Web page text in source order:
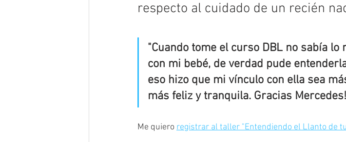
respecto al cuidado de un recién
"Cuando tome el curso DBL no sabía
con mi bebé, de verdad pude
eso hizo que mi vínculo con ella sea
más feliz y tranquila. Gracias
Me quiero registrar al taller "Entendiendo el Llanto de